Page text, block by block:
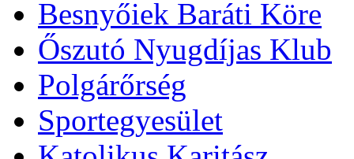
Besnyőiek Baráti Köre
Őszutó Nyugdíjas Klub
Polgárőrség
Sportegyesület